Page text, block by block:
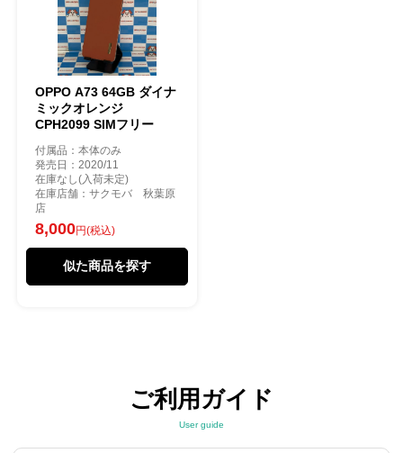
OPPO A73 64GB ダイナ
ミックオレンジ
CPH2099 SIMフリー
付属品：本体のみ
発売日：2020/11
在庫なし(入荷未定)
在庫店舗：サクモバ 秋葉原
店
8,000円(税込)
似た商品を探す
ご利用ガイド
User guide